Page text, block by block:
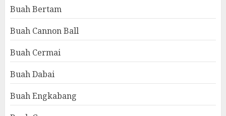
Buah Bertam
Buah Cannon Ball
Buah Cermai
Buah Dabai
Buah Engkabang